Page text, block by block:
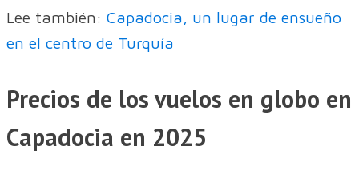
Lee también: Capadocia, un lugar de ensueño
en el centro de Turquía
Precios de los vuelos en globo en
Capadocia en 2025